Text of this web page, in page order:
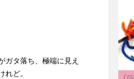
ガタ落ち、極端に見え
ど。